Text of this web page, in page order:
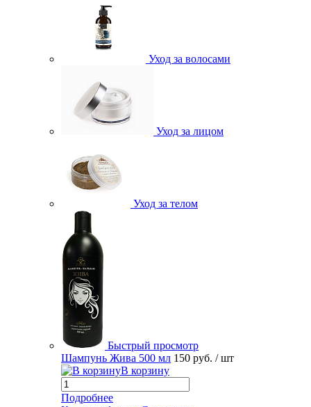
Уход за волосами
Уход за лицом
Уход за телом
Быстрый просмотр
Шампунь Жива 500 мл 150 руб. / шт
В корзину
Подробнее